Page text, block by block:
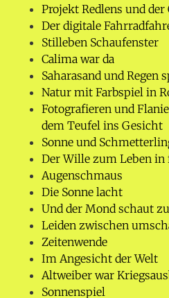
Projekt Redlens und
Der digitale
Stilleben Schaufenster
Calima war da
Saharasand und Regen
Natur mit Farbspiel in
Fotografieren und
dem Teufel ins Gesicht
Sonne und
Der Wille zum Leben
Augenschmaus
Die Sonne lacht
Und der Mond schaut zu
Leiden zwischen
Zeitenwende
Im Angesicht der Welt
Altweiber war
Sonnenspiel